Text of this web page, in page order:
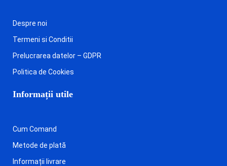
Despre noi
Termeni si Conditii
Prelucrarea datelor – GDPR
Politica de Cookies
Informații utile
Cum Comand
Metode de plată
Informații livrare